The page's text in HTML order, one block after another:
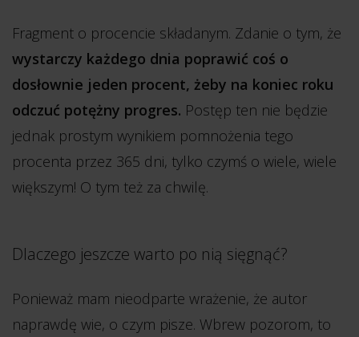
Fragment o procencie składanym. Zdanie o tym, że
wystarczy każdego dnia poprawić coś o
dosłownie jeden procent, żeby na koniec roku
odczuć potężny progres. Postęp ten nie będzie
jednak prostym wynikiem pomnożenia tego
procenta przez 365 dni, tylko czymś o wiele, wiele
większym! O tym też za chwilę.
Dlaczego jeszcze warto po nią sięgnąć?
Ponieważ mam nieodparte wrażenie, że autor
naprawdę wie, o czym pisze. Wbrew pozorom, to